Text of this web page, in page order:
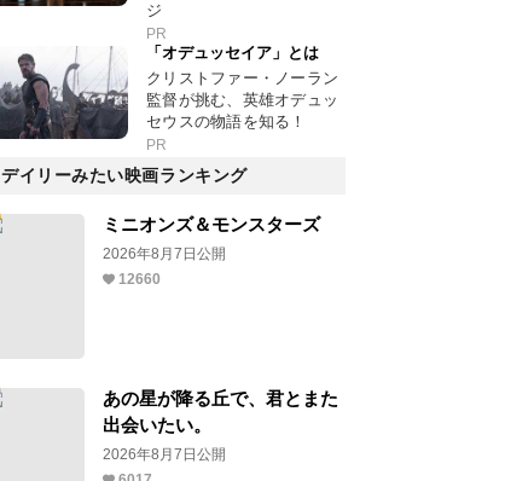
ジ
PR
「オデュッセイア」とは
クリストファー・ノーラン
監督が挑む、英雄オデュッ
セウスの物語を知る！
PR
デイリーみたい映画ランキング
ミニオンズ＆モンスターズ
2026年8月7日公開
12660
あの星が降る丘で、君とまた
出会いたい。
2026年8月7日公開